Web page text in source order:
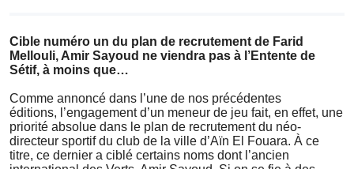
Cible numéro un du plan de recrutement de Farid
Mellouli, Amir Sayoud ne viendra pas à l’Entente de
Sétif, à moins que…
Comme annoncé dans l’une de nos précédentes
éditions, l’engagement d’un meneur de jeu fait, en effet, une
priorité absolue dans le plan de recrutement du néo-
directeur sportif du club de la ville d’Aïn El Fouara. À ce
titre, ce dernier a ciblé certains noms dont l’ancien